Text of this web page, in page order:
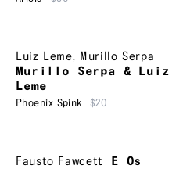
Luiz Leme, Murillo Serpa
Murillo Serpa & Luiz
Leme
Phoenix Spink $20
Fausto Fawcett
E Os